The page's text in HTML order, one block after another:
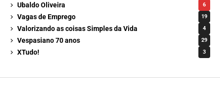
Ubaldo Oliveira 6
Vagas de Emprego 19
Valorizando as coisas Simples da Vida 4
Vespasiano 70 anos 29
XTudo! 3